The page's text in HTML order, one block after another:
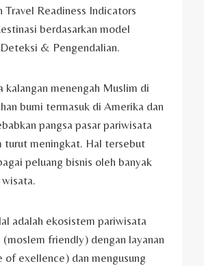
Travel Readiness Indicators
berdasarkan model
& Pengendalian.
kalangan menengah Muslim di
bumi termasuk di Amerika dan
pangsa pasar pariwisata
turut meningkat. Hal tersebut
peluang bisnis oleh banyak
adalah ekosistem pariwisata
(moslem friendly) dengan layanan
of exellence) dan mengusung